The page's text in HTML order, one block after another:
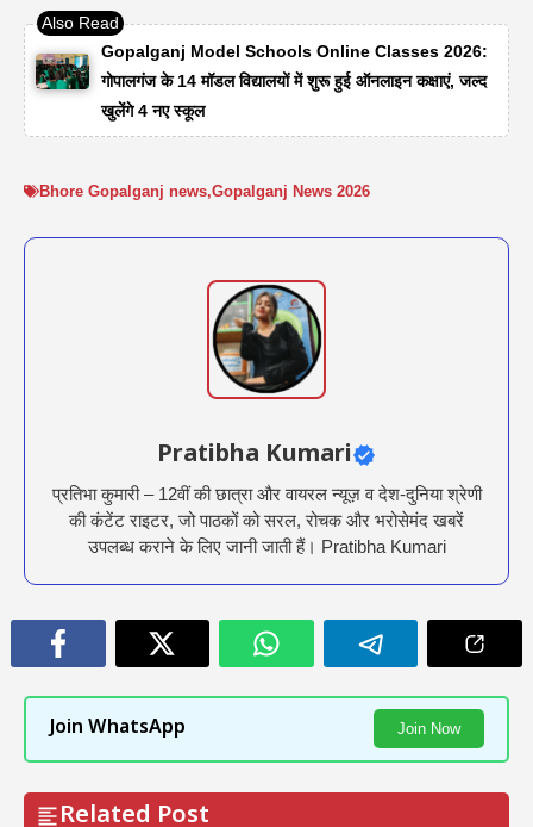
Gopalganj Model Schools Online Classes 2026:
गोपालगंज के 14 मॉडल विद्यालयों में शुरू हुई ऑनलाइन कक्षाएं, जल्द
खुलेंगे 4 नए स्कूल
Bhore Gopalganj news,Gopalganj News 2026
Pratibha Kumari
प्रतिभा कुमारी – 12वीं की छात्रा और वायरल न्यूज़ व देश-दुनिया श्रेणी
की कंटेंट राइटर, जो पाठकों को सरल, रोचक और भरोसेमंद खबरें
उपलब्ध कराने के लिए जानी जाती हैं। Pratibha Kumari
Join WhatsApp Join Now
Related Post